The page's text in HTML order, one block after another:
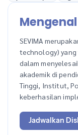
Mengenal
SEVIMA
technology)
dalam
akademik di
Tinggi, Institut,
keberhasilan
Jadwalkan